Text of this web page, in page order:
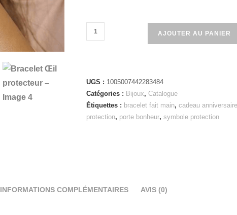
AJOUTER AU PANIER
UGS : 1005007442283484
Catégories : Bijoux,Catalogue
Étiquettes : bracelet fait main,cadeau anniversaire
protection, porte bonheur,symbole protection
INFORMATIONS COMPLÉMENTAIRES AVIS (0)